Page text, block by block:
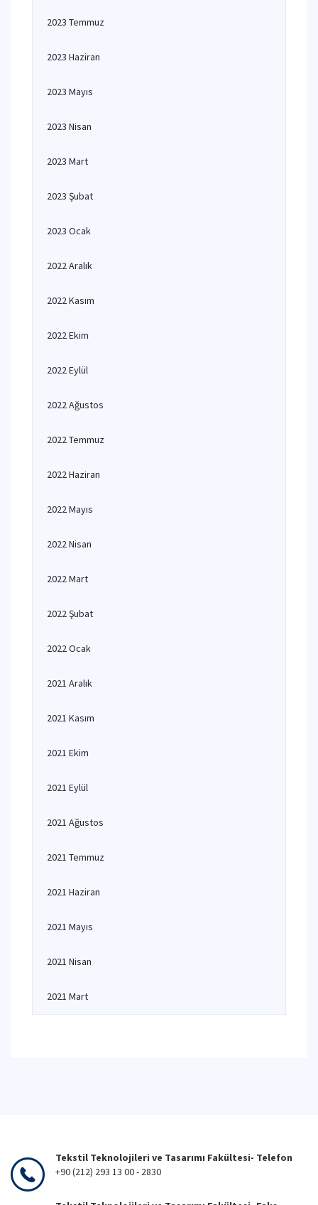
2023 Temmuz
2023 Haziran
2023 Mayıs
2023 Nisan
2023 Mart
2023 Şubat
2023 Ocak
2022 Aralık
2022 Kasım
2022 Ekim
2022 Eylül
2022 Ağustos
2022 Temmuz
2022 Haziran
2022 Mayıs
2022 Nisan
2022 Mart
2022 Şubat
2022 Ocak
2021 Aralık
2021 Kasım
2021 Ekim
2021 Eylül
2021 Ağustos
2021 Temmuz
2021 Haziran
2021 Mayıs
2021 Nisan
2021 Mart
Tekstil Teknolojileri ve Tasarımı Fakültesi- Telefon
+90 (212) 293 13 00 - 2830